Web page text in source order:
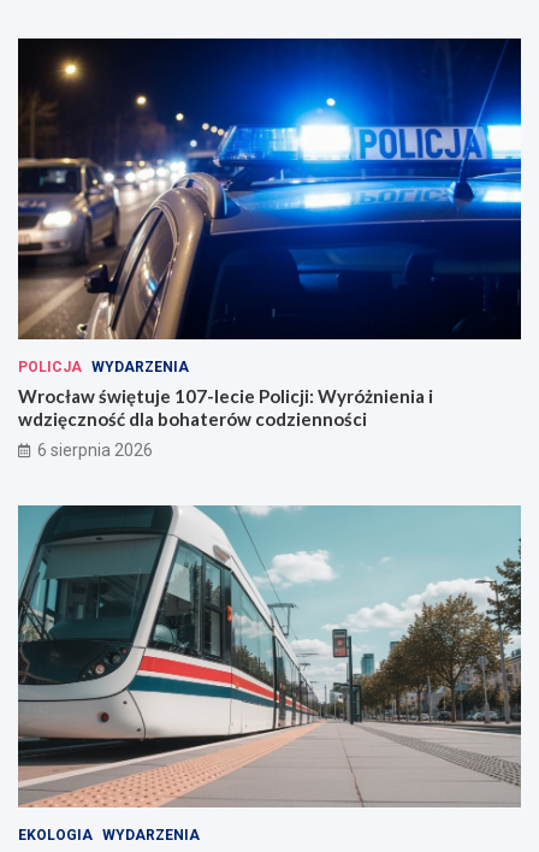
w
a
w
e
W
r
o
c
ł
w
i
u
u
w
POLICJA WYDARZENIA
Wrocław świętuje 107-lecie Policji: Wyróżnienia i
wdzięczność dla bohaterów codzienności
6 sierpnia 2026
EKOLOGIA WYDARZENIA